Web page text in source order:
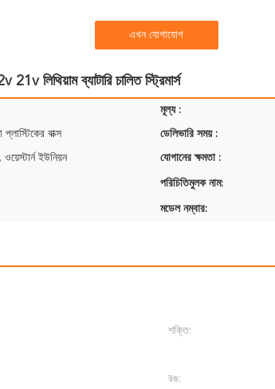
এখন যোগাযোগ
লিথিয়াম ব্যাটারি চালিত স্ট্রিমার্স
মূল্য :
বাক্স ডেলিভারি সময় :
ইউনিয়ন যোগানের ক্ষমতা :
পরিচিতিমুলক নাম:
মডেল নম্বার:
শক্তি:
রঙ: